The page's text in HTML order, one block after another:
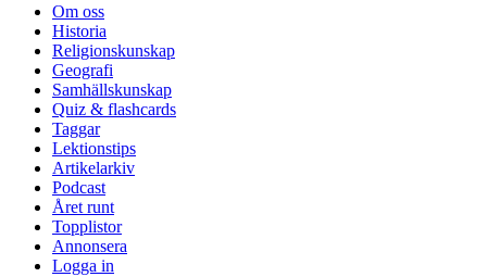
Om oss
Historia
Religionskunskap
Geografi
Samhällskunskap
Quiz & flashcards
Taggar
Lektionstips
Artikelarkiv
Podcast
Året runt
Topplistor
Annonsera
Logga in